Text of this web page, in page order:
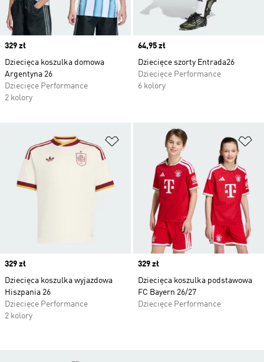
Price
329 zł
Dziecięca koszulka domowa
Argentyna 26
Dziecięce Performance
2 kolory
Price
64,95 zł
Dziecięce szorty Entrada26
Dziecięce Performance
6 kolory
Dodaj do listy życzeń
Price
329 zł
Dziecięca koszulka wyjazdowa
Hiszpania 26
Dziecięce Performance
2 kolory
Price
329 zł
Dziecięca koszulka podstawowa
FC Bayern 26/27
Dziecięce Performance